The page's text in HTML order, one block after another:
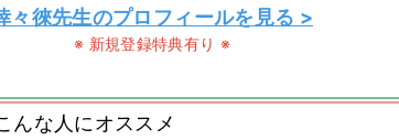
々徠先生のプロフィールを見る >
※ 新規登録特典有り ※
んな人にオススメ